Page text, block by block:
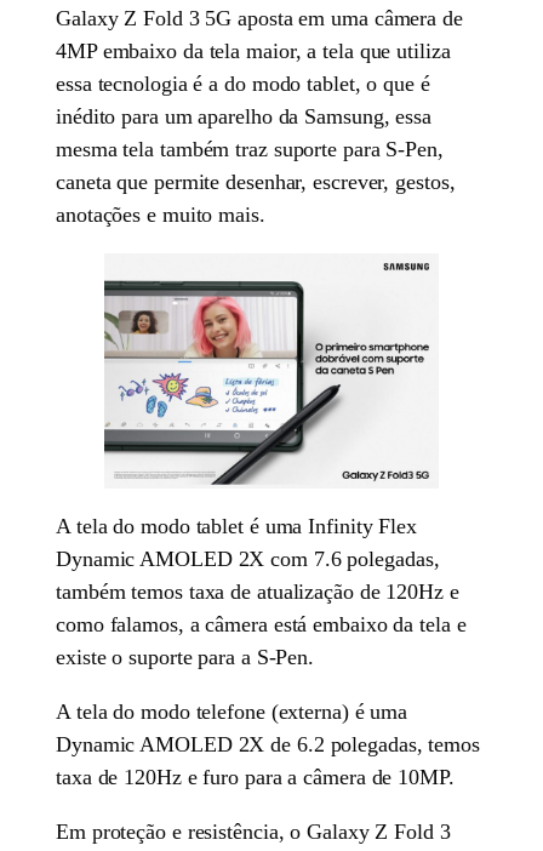
Galaxy Z Fold 3 5G aposta em uma câmera de
4MP embaixo da tela maior, a tela que utiliza
essa tecnologia é a do modo tablet, o que é
inédito para um aparelho da Samsung, essa
mesma tela também traz suporte para S-Pen,
caneta que permite desenhar, escrever, gestos,
anotações e muito mais.
A tela do modo tablet é uma Infinity Flex
Dynamic AMOLED 2X com 7.6 polegadas,
também temos taxa de atualização de 120Hz e
como falamos, a câmera está embaixo da tela e
existe o suporte para a S-Pen.
A tela do modo telefone (externa) é uma
Dynamic AMOLED 2X de 6.2 polegadas, temos
taxa de 120Hz e furo para a câmera de 10MP.
Em proteção e resistência, o Galaxy Z Fold 3